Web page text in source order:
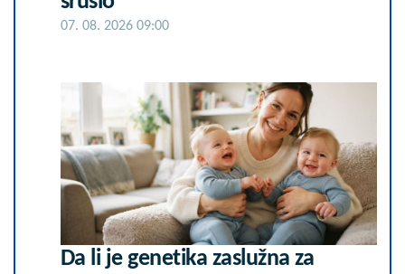
07. 08. 2026 09:00
Da li je genetika zaslužna za